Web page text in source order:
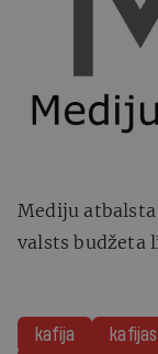
Mediju
valsts budžeta
kafija